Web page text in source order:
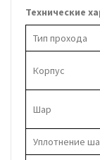
Технические
Тип прохода
Корпус
Шар
Уплотнение